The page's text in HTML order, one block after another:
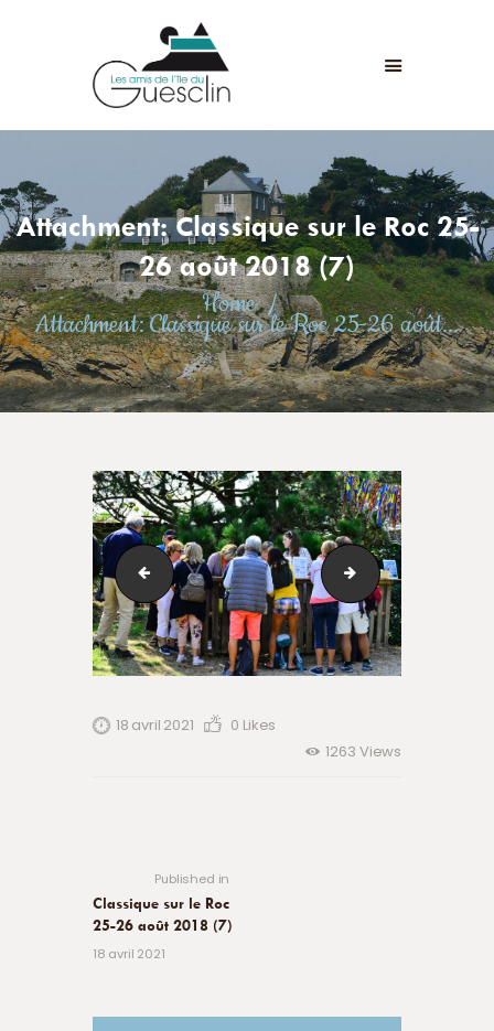
Attachment: Classique sur le Roc 25-
26 août 2018 (7)
Home
Attachment: Classique sur le Roc 25-26 août...
LES AMIS DE L'ÎLE DU GUESCLIN
LE FORT ET L’ÎLE
ASSOCIATION
ADHÉSION
ANIMATIONS
ACTUALITÉS
CONTACT
DSCF5603
18 avril 2021 0 Likes
1263 Views
Published in
Classique sur le Roc
25-26 août 2018 (7)
18 avril 2021